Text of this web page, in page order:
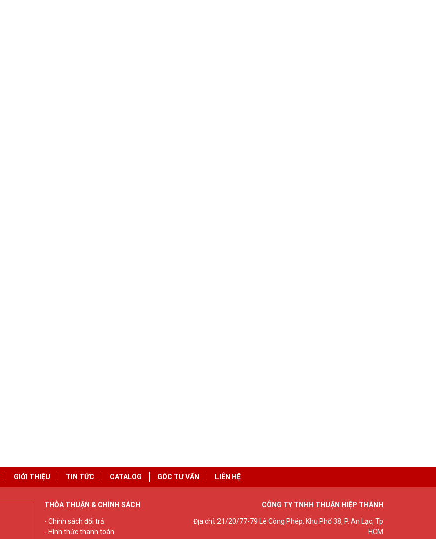
GIỚI THIỆU TIN TỨC CATALOG GÓC TƯ VẤN LIÊN HỆ
THỎA THUẬN & CHÍNH SÁCH
- Chính sách đổi trả
- Hình thức thanh toán
CÔNG TY TNHH THUẬN HIỆP THÀNH
Địa chỉ: 21/20/77-79 Lê Công Phép, Khu Phố 38, P. An Lạc, Tp
HCM